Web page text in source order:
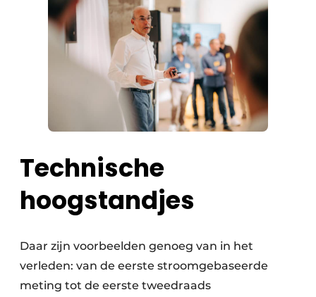
Technische
hoogstandjes
Daar zijn voorbeelden genoeg van in het
verleden: van de eerste stroomgebaseerde
meting tot de eerste tweedraads